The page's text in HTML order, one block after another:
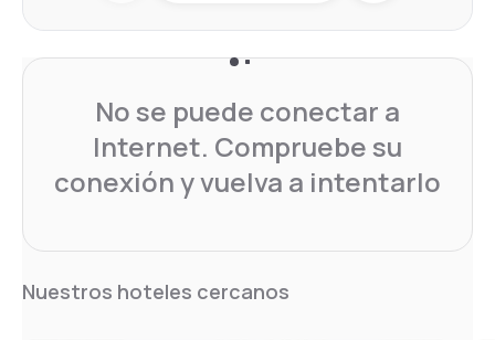
No se puede conectar a
Internet. Compruebe su
conexión y vuelva a intentarlo
Nuestros hoteles cercanos